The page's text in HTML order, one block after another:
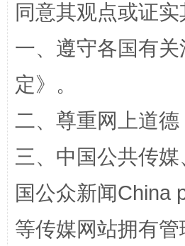
全民健身五年计划来了！等你
阿坝州三大球赛在茂县开幕
同意其观点或证
一、遵守各国有
定》。
二、尊重网上道
三、中国公共传
国公众新闻China
等传媒网站拥有